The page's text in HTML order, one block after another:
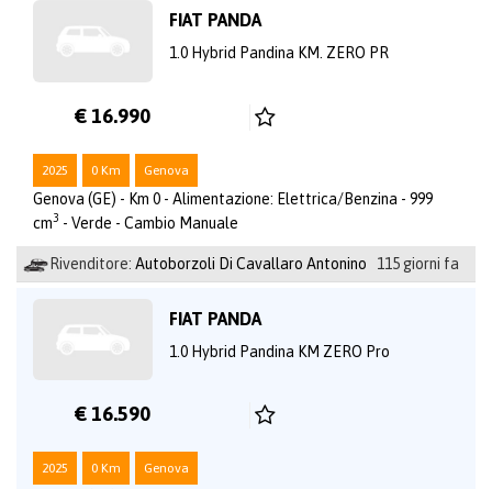
FIAT PANDA
1.0 Hybrid Pandina KM. ZERO PR
€ 16.990
2025 0 Km Genova
Genova (GE) - Km 0 - Alimentazione: Elettrica/Benzina - 999
cm3 - Verde - Cambio Manuale
Rivenditore: Autoborzoli Di Cavallaro Antonino 115 giorni fa
FIAT PANDA
1.0 Hybrid Pandina KM ZERO Pro
€ 16.590
2025 0 Km Genova